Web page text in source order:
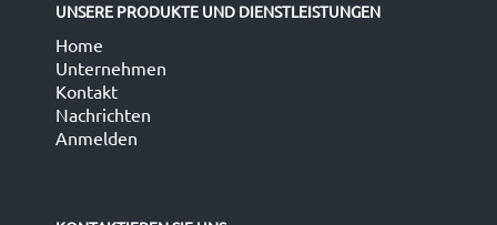
UNSERE PRODUKTE UND DIENSTLEISTUNGEN
Home
Unternehmen
Kontakt
Nachrichten
Anmelden